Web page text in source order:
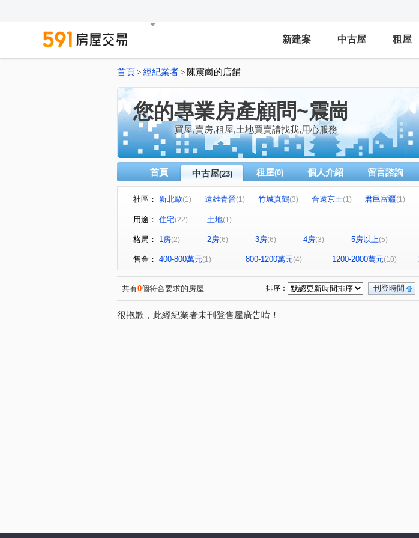
新建案 中古屋 租屋
首頁 > 經紀業者 > 陳震崗的店舖
您的專業房產顧問~震崗
買屋,賣房,租屋,土地買賣請找我,用心服務
首頁 中古屋(23) 租屋(0) 個人介紹 留言諮詢
社區： 新北歐(1) 遠雄青晉(1) 竹城真鶴(3) 合遠京王(1) 君邑富疆(1)
大清新世界
國強一街 青溪一路 大德三街 (1) 力行路 (3) 瑞坪路
文中東路(1) 中庸路(1) (1) 至善路(1) 吉安街
環河西路四段(1) 宏昌六街(1) 德華街(1) 富豐北路(1) 介壽路(1)
同德六街(1) 埔頂路二段(1) 同德一街(1)
用途： 住宅(22) 土地(1)
格局： 1房(2) 2房(6) 3房(6) 4房(3) 5房以上(5)
售金： 400-800萬元(1) 800-1200萬元(4) 1200-2000萬元(10)
共有0個符合要求的房屋 刊登時間
排序：
很抱歉，此經紀業者未刊登售屋廣告唷！